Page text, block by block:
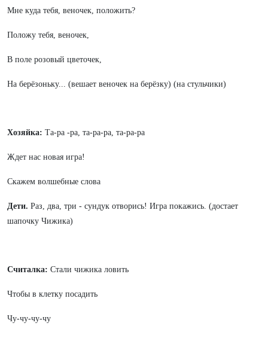
Мне куда тебя, веночек, положить?
Положу тебя, веночек,
В поле розовый цветочек,
Ha берёзоньку... (вешает веночек на берёзку) (на стульчики)
Хозяйка: Та-ра -ра, та-ра-ра, та-ра-ра
Ждет нас новая игра!
Скажем волшебные слова
Дети. Раз, два, три - сундук отворись! Игра покажись. (достает
шапочку Чижика)
Считалка: Стали чижика ловить
Чтобы в клетку посадить
Чу-чу-чу-чу